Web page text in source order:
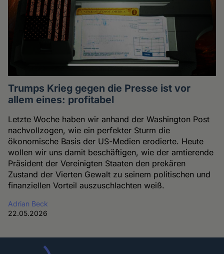
Trumps Krieg gegen die Presse ist vor
allem eines: profitabel
Letzte Woche haben wir anhand der Washington Post
nachvollzogen, wie ein perfekter Sturm die
ökonomische Basis der US-Medien erodierte. Heute
wollen wir uns damit beschäftigen, wie der amtierende
Präsident der Vereinigten Staaten den prekären
Zustand der Vierten Gewalt zu seinem politischen und
finanziellen Vorteil auszuschlachten weiß.
Adrian Beck
22.05.2026